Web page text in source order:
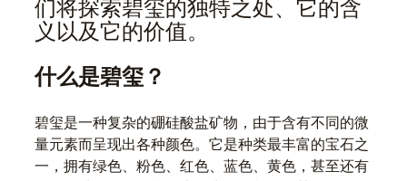
们将探索碧玺的独特之处、它的含
义以及它的价值。
什么是碧玺？
碧玺是一种复杂的硼硅酸盐矿物，由于含有不同的微
量元素而呈现出各种颜色。它是种类最丰富的宝石之
一，拥有绿色、粉色、红色、蓝色、黄色，甚至还有